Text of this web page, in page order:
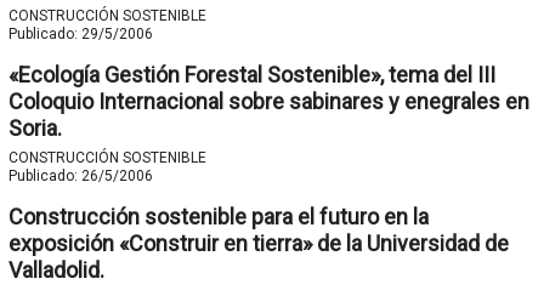
CONSTRUCCIÓN SOSTENIBLE
Publicado: 29/5/2006
«Ecología Gestión Forestal Sostenible», tema del III
Coloquio Internacional sobre sabinares y enegrales en
Soria.
CONSTRUCCIÓN SOSTENIBLE
Publicado: 26/5/2006
Construcción sostenible para el futuro en la
exposición «Construir en tierra» de la Universidad de
Valladolid.